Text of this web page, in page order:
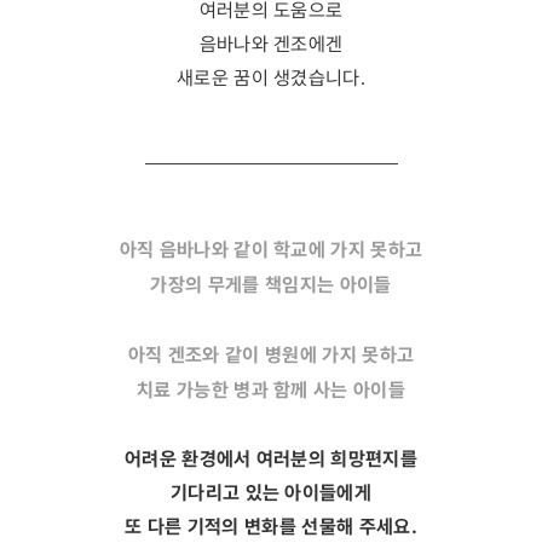
여러분의 도움으로
음바나와 겐조에겐
새로운 꿈이 생겼습니다.
아직 음바나와 같이 학교에 가지 못하고
가장의 무게를 책임지는 아이들
아직 겐조와 같이 병원에 가지 못하고
치료 가능한 병과 함께 사는 아이들
어려운 환경에서 여러분의 희망편지를
기다리고 있는 아이들에게
또 다른 기적의 변화를 선물해 주세요.